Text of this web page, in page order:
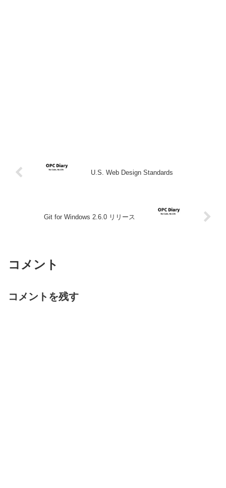
U.S. Web Design Standards
Git for Windows 2.6.0 リリース
コメント
コメントを残す